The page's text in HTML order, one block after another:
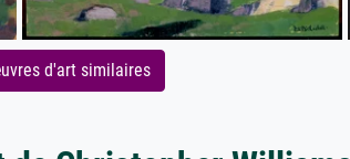
d'art similaires